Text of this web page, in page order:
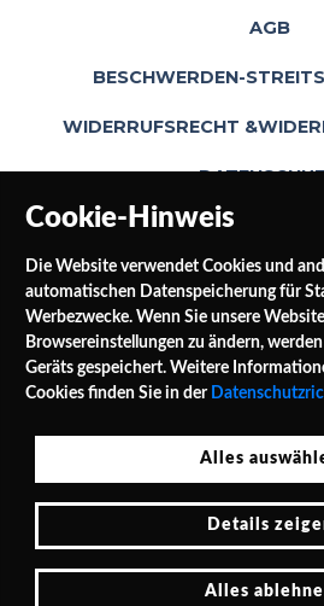
Cookie-Hinweis
Die Website verwendet Cookies und
automatischen Datenspeicherung für
Werbezwecke. Wenn Sie unsere
Browsereinstellungen zu ändern,
Geräts gespeichert. Weitere
Cookies finden Sie in der
Alles
Details
Alles
AGB
BESCHWERDEN-
WIDERRUFSRECHT
Jałowocowa
PL 62-040
E-Mail: